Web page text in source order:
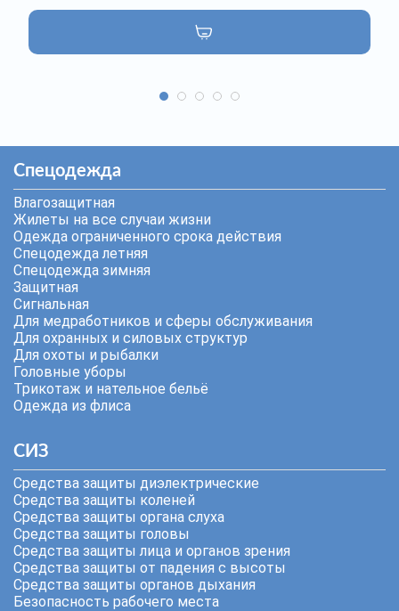
Спецодежда
Влагозащитная
Жилеты на все случаи жизни
Одежда ограниченного срока действия
Спецодежда летняя
Спецодежда зимняя
Защитная
Сигнальная
Для медработников и сферы обслуживания
Для охранных и силовых структур
Для охоты и рыбалки
Головные уборы
Трикотаж и нательное бельё
Одежда из флиса
СИЗ
Средства защиты диэлектрические
Средства защиты коленей
Средства защиты органа слуха
Средства защиты головы
Средства защиты лица и органов зрения
Средства защиты от падения с высоты
Средства защиты органов дыхания
Безопасность рабочего места